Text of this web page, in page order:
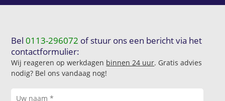
Bel0113-296072 of stuur ons een bericht via het
contactformulier:
Wij reageren op werkdagen binnen 24 uur. Gratis advies
nodig? Bel ons vandaag nog!